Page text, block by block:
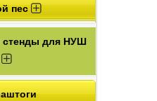
пес
стенды для НУШ